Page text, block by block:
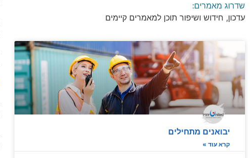
שדרוג מאמרים:
עדכון, חידוש ושיפור תוכן למאמרים קיימים
יבואנים מתחילים
קרא עוד »